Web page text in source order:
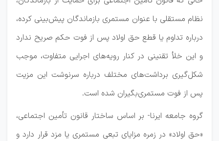
نظام مستقلی با عنوان مستمری بازماندگان پیش‌بینی کرده،
درباره تداوم یا قطع حق اولاد پس از فوت حکم صریح ندارد
و این خلأ تقنینی در کنار رویه‌های اجرایی متفاوت، موجب
شکل‌گیری برداشت‌های مختلف درباره سرنوشت این مزیت
پس از فوت مستمری‌بگیران شده است.
گروه جامعه ایرنا- بر اساس ساختار قانون تأمین اجتماعی،
«حق اولاد» در زمره مزایای تبعی مستمری یا مزد قرار دارد و